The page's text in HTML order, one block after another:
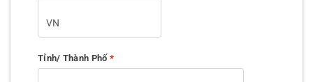
Tỉnh/ Thành Phố *